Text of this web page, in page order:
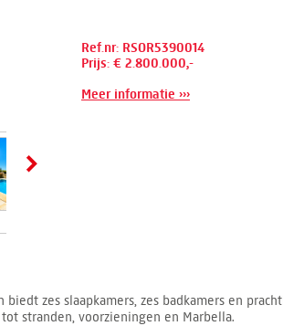
Ref.nr: RSOR5390014
Prijs: € 2.800.000,-
Meer informatie ›››
zes slaapkamers, zes badkamers en
stranden, voorzieningen en Marbella.